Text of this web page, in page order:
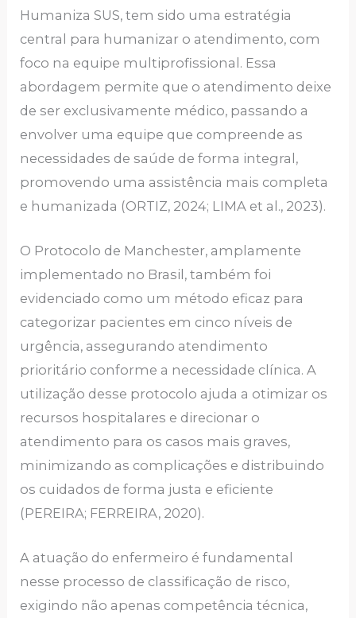
Humaniza SUS, tem sido uma estratégia
central para humanizar o atendimento, com
foco na equipe multiprofissional. Essa
abordagem permite que o atendimento deixe
de ser exclusivamente médico, passando a
envolver uma equipe que compreende as
necessidades de saúde de forma integral,
promovendo uma assistência mais completa
e humanizada (ORTIZ, 2024; LIMA et al., 2023).
O Protocolo de Manchester, amplamente
implementado no Brasil, também foi
evidenciado como um método eficaz para
categorizar pacientes em cinco níveis de
urgência, assegurando atendimento
prioritário conforme a necessidade clínica. A
utilização desse protocolo ajuda a otimizar os
recursos hospitalares e direcionar o
atendimento para os casos mais graves,
minimizando as complicações e distribuindo
os cuidados de forma justa e eficiente
(PEREIRA; FERREIRA, 2020).
A atuação do enfermeiro é fundamental
nesse processo de classificação de risco,
exigindo não apenas competência técnica,